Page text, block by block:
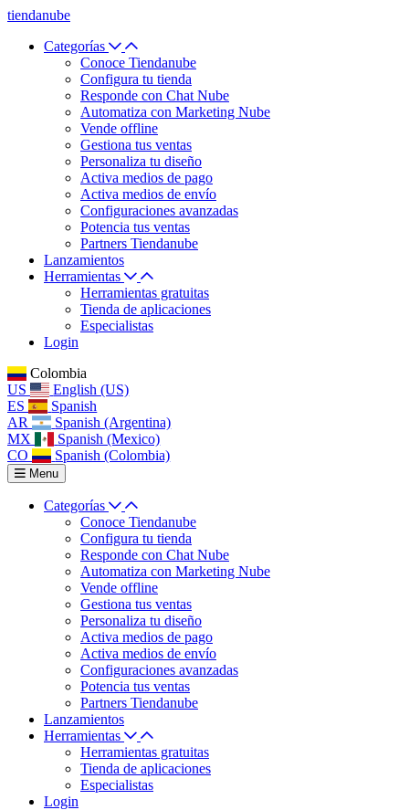
tiendanube
Categorías
Conoce Tiendanube
Configura tu tienda
Responde con Chat Nube
Automatiza con Marketing Nube
Vende offline
Gestiona tus ventas
Personaliza tu diseño
Activa medios de pago
Activa medios de envío
Configuraciones avanzadas
Potencia tus ventas
Partners Tiendanube
Lanzamientos
Herramientas
Herramientas gratuitas
Tienda de aplicaciones
Especialistas
Login
Colombia
US
English (US)
ES
Spanish
AR
Spanish (Argentina)
MX
Spanish (Mexico)
CO
Spanish (Colombia)
Menu
Categorías
Conoce Tiendanube
Configura tu tienda
Responde con Chat Nube
Automatiza con Marketing Nube
Vende offline
Gestiona tus ventas
Personaliza tu diseño
Activa medios de pago
Activa medios de envío
Configuraciones avanzadas
Potencia tus ventas
Partners Tiendanube
Lanzamientos
Herramientas
Herramientas gratuitas
Tienda de aplicaciones
Especialistas
Login